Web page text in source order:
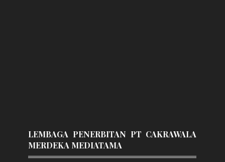
LEMBAGA PENERBITAN PT CAKRAWALA
MERDEKA MEDIATAMA